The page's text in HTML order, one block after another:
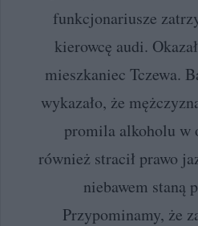
funkcjonariusze
kierowcę audi.
mieszkaniec Tczewa.
wykazało, że
promila alkoholu w
również stracił prawo
niebawem staną
Przypominamy, że